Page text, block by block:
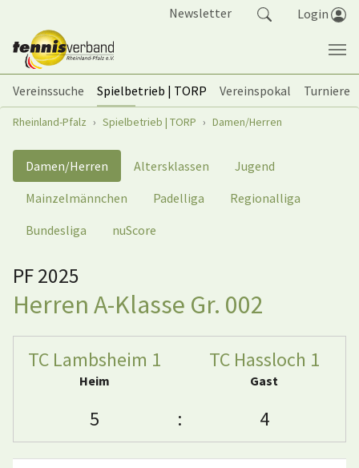
Newsletter Login
Vereinssuche Spielbetrieb | TORP Vereinspokal
Turniere
Sie sind hier:
Rheinland-Pfalz Spielbetrieb | TORP Damen/Herren
Damen/Herren Altersklassen
Jugend
Mainzelmännchen
Padelliga
Regionalliga
Bundesliga
nuScore
PF 2025
Herren A-Klasse Gr. 002
TC Lambsheim 1
Heim
TC Hassloch 1
Gast
5 : 4